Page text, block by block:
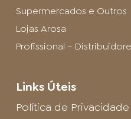
Supermercados e Outros
Lojas Arosa
Profissional –
Links Úteis
Política de Privacidade